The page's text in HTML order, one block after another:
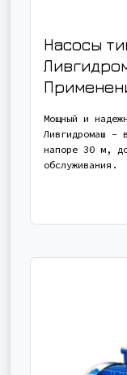
Насосы
Мощный и
Ливгидромаш -
напоре 30 м,
обслуживания.